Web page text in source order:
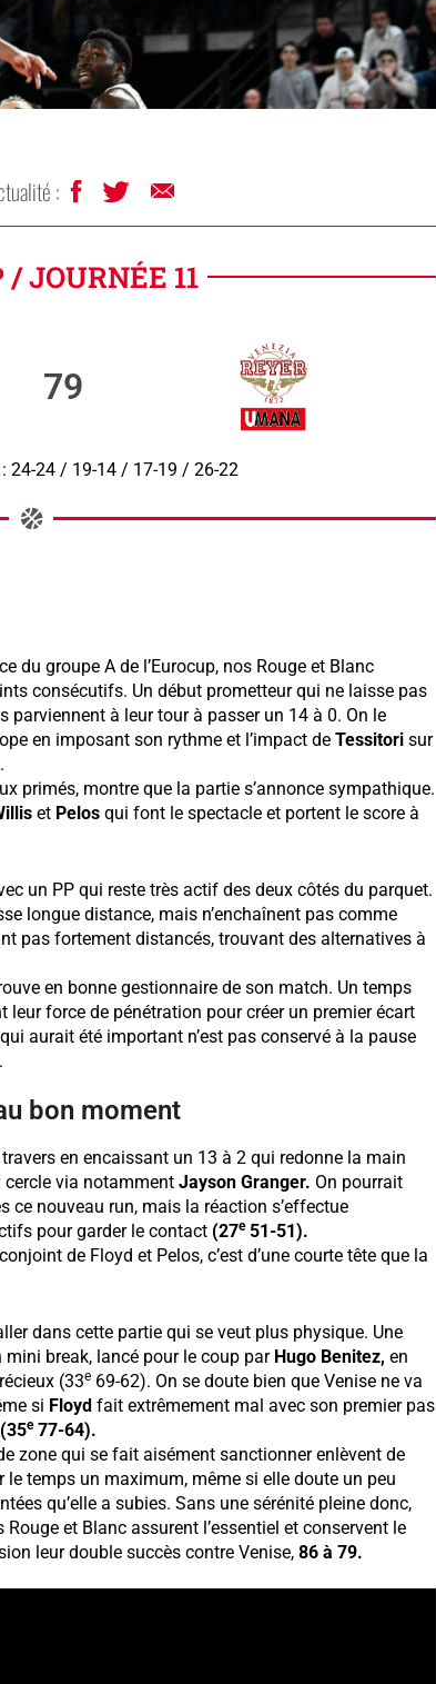
:
/ JOURNÉE 11
79
24-24 / 19-14 / 17-19 / 26-22
du groupe A de l’Eurocup, nos Rouge et Blanc
consécutifs. Un début prometteur qui ne laisse pas
parviennent à leur tour à passer un 14 à 0. On le
en imposant son rythme et l’impact de Tessitori sur
primés, montre que la partie s’annonce sympathique.
et Pelos qui font le spectacle et portent le score à
un PP qui reste très actif des deux côtés du parquet.
longue distance, mais n’enchaînent pas comme
pas fortement distancés, trouvant des alternatives à
en bonne gestionnaire de son match. Un temps
force de pénétration pour créer un premier écart
aurait été important n’est pas conservé à la pause
bon moment
en encaissant un 13 à 2 qui redonne la main
cercle via notamment Jayson Granger. On pourrait
ce nouveau run, mais la réaction s’effectue
pour garder le contact (27e51-51).
de Floyd et Pelos, c’est d’une courte tête que la
dans cette partie qui se veut plus physique. Une
break, lancé pour le coup par Hugo Benitez, en
(33e 69-62). On se doute bien que Venise ne va
si Floyd fait extrêmement mal avec son premier pas
(35e77-64).
zone qui se fait aisément sanctionner enlèvent de
temps un maximum, même si elle doute un peu
qu’elle a subies. Sans une sérénité pleine donc,
et Blanc assurent l’essentiel et conservent le
leur double succès contre Venise, 86 à 79.